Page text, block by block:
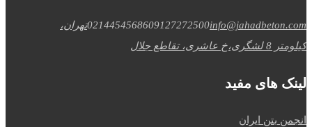
0214454568609127272500info@jahadbeton.com
تهران،
کیلومتر 8 لشگری،خ عاشری، تقاطع جلال
لینک های مفید
انجمن بتن ایران